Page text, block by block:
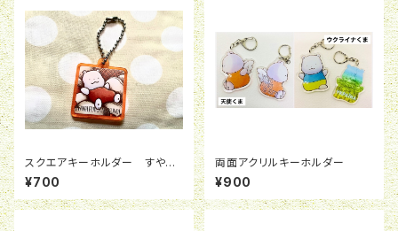
スクエアキーホルダー すやす
や
¥700
両面アクリルキーホルダー
¥900